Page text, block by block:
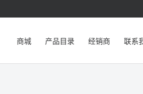
商城 产品目录 经销商 联系